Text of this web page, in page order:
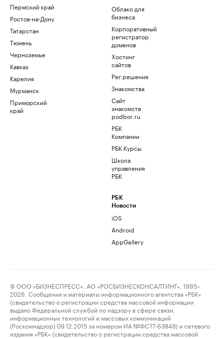
Пермский край
Ростов-на-Дону
Татарстан
Тюмень
Черноземье
Кавказ
Карелия
Мурманск
Приморский
край
Облако для
бизнеса
Корпоративный
регистратор
доменов
Хостинг
сайтов
Рег.решения
Знакомства
Сайт
знакомств
podbor.ru
РБК
Компании
РБК Курсы
Школа
управления
РБК
РБК
Новости
iOS
Android
AppGallery
© ООО «БИЗНЕСПРЕСС», АО «РОСБИЗНЕСКОНСАЛТИНГ», 1995–
2026. Сообщения и материалы информационного агентства «РБК»
(свидетельство о регистрации средства массовой информации
выдано Федеральной службой по надзору в сфере связи,
информационных технологий и массовых коммуникаций
(Роскомнадзор) 09.12.2015 за номером ИА №ФС77-63848) и сетевого
издания «РБК» (свидетельство о регистрации средства массовой